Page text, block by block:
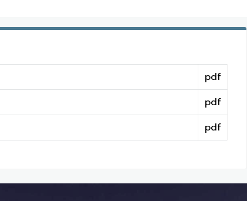
pdf
pdf
pdf